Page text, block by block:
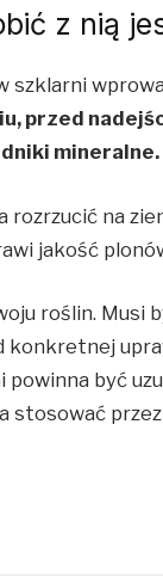
z nią
szklarni
przed
mineralne.
rozrzucić na
jakość
roślin. Musi
konkretnej
być
stosować